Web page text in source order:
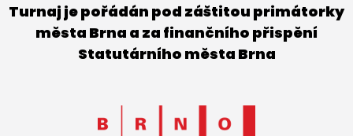
Turnaj je pořádán pod záštitou primátorky
města Brna a za finančního přispění
Statutárního města Brna